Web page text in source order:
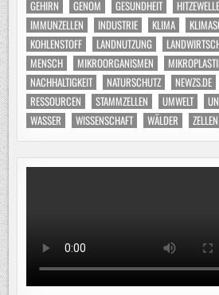
GEHIRN
GENOM GESUNDHEIT
IMMUNZELLEN
INDUSTRIE KLIMA
KOHLENSTOFF
LANDNUTZUNG
MENSCH
MIKROORGANISMEN
NACHHALTIGKEIT
NATURSCHUTZ NEWZS.DE
RESSOURCEN
STAMMZELLEN UMWELT
WASSER
WISSENSCHAFT WÄLDER ZELLEN